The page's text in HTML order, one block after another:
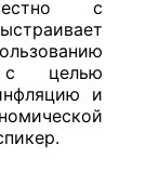
с
с целью
и